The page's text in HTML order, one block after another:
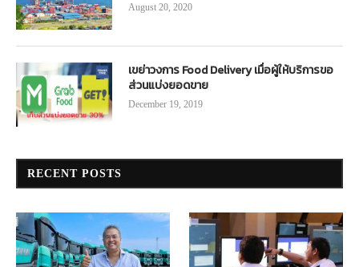
August 20, 2020
เขย่าวงการ Food Delivery เมื่อผู้ให้บริการขอ
ส่วนแบ่งยอดขาย
December 19, 2019
RECENT POSTS